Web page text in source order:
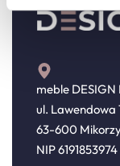
meble
ul. Lawendowa
63-600
NIP 6191853974